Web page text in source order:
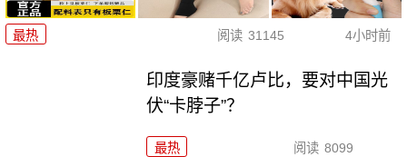
最热 阅读 31145 4小时前
印度豪赌千亿卢比，要对中国光
伏“卡脖子”？
最热 阅读 8099